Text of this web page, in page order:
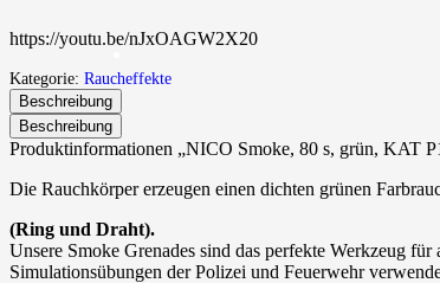
https://youtu.be/nJxOAGW2X20
Kategorie: Raucheffekte
Beschreibung
Beschreibung
Produktinformationen „NICO Smoke, 80 s, grün, KAT
Die Rauchkörper erzeugen einen dichten grünen
(Ring und Draht).
Unsere Smoke Grenades sind das perfekte Werkzeug
Simulationsübungen der Polizei und Feuerwehr